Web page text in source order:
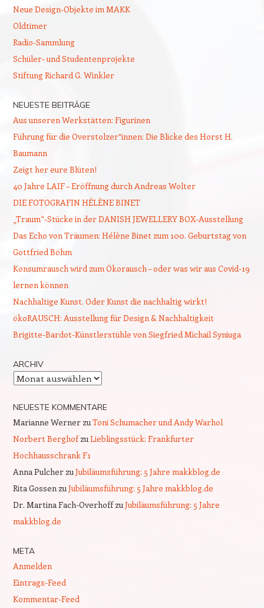
Neue Design-Objekte im MAKK
Oldtimer
Radio-Sammlung
Schüler- und Studentenprojekte
Stiftung Richard G. Winkler
NEUESTE BEITRÄGE
Aus unseren Werkstätten: Figurinen
Führung für die Overstolzer*innen: Die Blicke des Horst H.
Baumann
Zeigt her eure Blüten!
40 Jahre LAIF – Eröffnung durch Andreas Wolter
DIE FOTOGRAFIN HÉLÈNE BINET
„Traum“-Stücke in der DANISH JEWELLERY BOX-Ausstellung
Das Echo von Träumen: Hélène Binet zum 100. Geburtstag von
Gottfried Böhm
Konsumrausch wird zum Ökorausch – oder was wir aus Covid-19
lernen können
Nachhaltige Kunst. Oder Kunst die nachhaltig wirkt!
ökoRAUSCH: Ausstellung für Design & Nachhaltigkeit
Brigitte-Bardot-Künstlerstühle von Siegfried Michail Syniuga
ARCHIV
Archiv
NEUESTE KOMMENTARE
Marianne Wernerzu Toni Schumacher und Andy Warhol
Norbert Berghofzu Lieblingsstück: Frankfurter
Hochhausschrank F1
Anna Pulcherzu Jubiläumsführung: 5 Jahre makkblog.de
Rita Gossen zu Jubiläumsführung: 5 Jahre makkblog.de
Dr. Martina Fach-Overhoffzu Jubiläumsführung: 5 Jahre
makkblog.de
META
Anmelden
Eintrags-Feed
Kommentar-Feed